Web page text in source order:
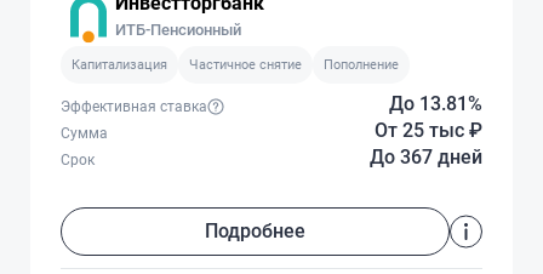
ИТБ-Пенсионный
Капитализация Частичное снятие Пополнение
До 13.81%
Эффективная ставка
От 25 тыс ₽
Сумма
До 367 дней
Срок
Подробнее